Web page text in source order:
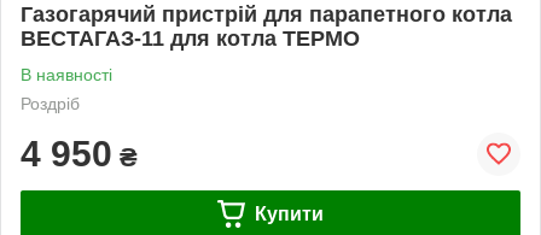
Газогарячий пристрій для парапетного котла
ВЕСТАГАЗ-11 для котла ТЕРМО
В наявності
Роздріб
4 950 ₴
Купити